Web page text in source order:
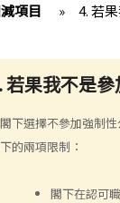
項目 » 4. 若
若果我不是
下選擇不參加強制
的兩項限制：
閣下在認可